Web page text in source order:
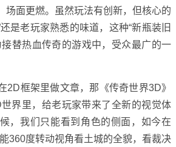
场面更燃。虽然玩法有创新，但核心的
还是老玩家熟悉的味道，这种“新瓶装旧
替热血传奇的游戏中，受众最广的一
2D框架里做文章，那《传奇世界3D》
界里，给老玩家带来了全新的视觉体
，我们只能看到角色的侧面，如今在
360度转动视角看土城的全貌，看裁决